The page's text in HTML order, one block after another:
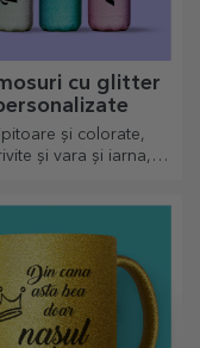
cu glitter
și colorate,
și vara și iarna,